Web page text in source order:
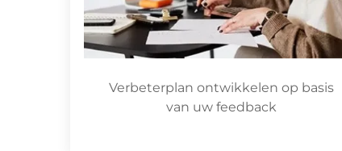
Verbeterplan ontwikkelen op basis
van uw feedback